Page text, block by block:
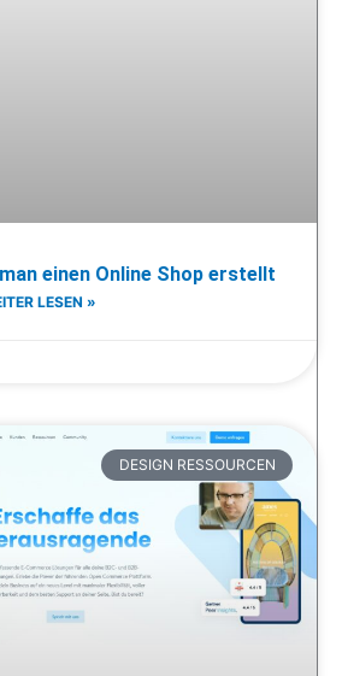
einen Online Shop erstellt
LESEN »
DESIGN RESSOURCEN